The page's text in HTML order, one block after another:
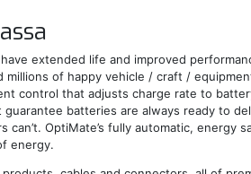
extended life and improved
millions of happy vehicle / craft /
control that adjusts charge rate to
guarantee batteries are always ready to
OptiMate’s fully automatic,
energy.